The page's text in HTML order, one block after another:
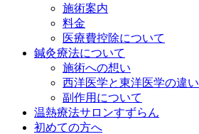
施術案内
料金
医療費控除について
鍼灸療法について
施術への想い
西洋医学と東洋医学の違い
副作用について
温熱療法サロンすずらん
初めての方へ